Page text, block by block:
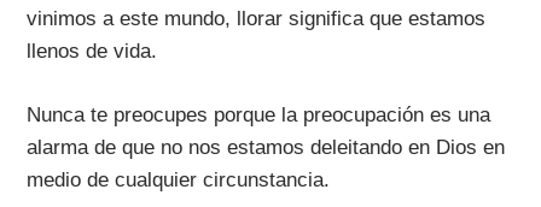
vinimos a este mundo, llorar significa que estamos
llenos de vida.
Nunca te preocupes porque la preocupación es una
alarma de que no nos estamos deleitando en Dios en
medio de cualquier circunstancia.